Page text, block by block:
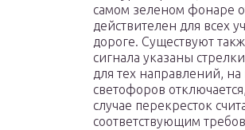
самом зеленом фонаре
действителен для всех
дороге. Существуют
сигнала указаны
для тех направлений,
светофоров
случае перекресток
соответствующим